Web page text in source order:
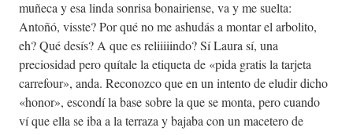
muñeca y esa linda sonrisa bonairiense, va y me suelta:
Antoñó, visste? Por qué no me ashudás a montar el arbolito,
eh? Qué desís? A que es reliiiiindo? Sí Laura sí, una
preciosidad pero quítale la etiqueta de «pida gratis la tarjeta
carrefour», anda. Reconozco que en un intento de eludir dicho
«honor», escondí la base sobre la que se monta, pero cuando
ví que ella se iba a la terraza y bajaba con un macetero de